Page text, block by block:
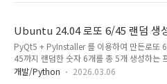
Ubuntu 24.04 로또 6/45 랜덤 생
(PyQt5 / pyinstaller)
PyQt5 + PyInstaller 를 이용하여 만든로또
45까지 랜덤한 숫자 6개를 총 5개 생성하는
스토리 첨부파일 20MB 용량 제한으로 인해
개발/Python 2026.03.06